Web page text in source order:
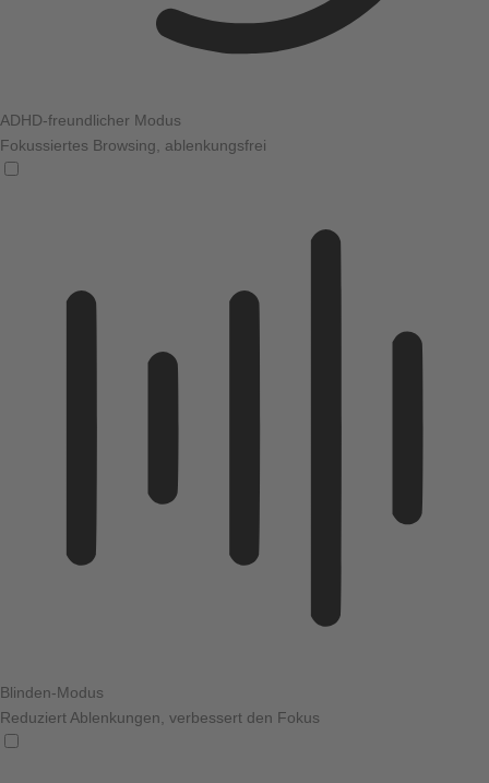
ADHD-freundlicher Modus
Fokussiertes Browsing, ablenkungsfrei
Blinden-Modus
Reduziert Ablenkungen, verbessert den Fokus